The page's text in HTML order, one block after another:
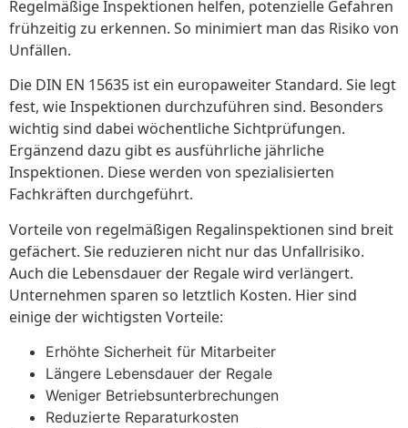
Regelmäßige Inspektionen helfen, potenzielle Gefahren
frühzeitig zu erkennen. So minimiert man das Risiko von
Unfällen.
Die DIN EN 15635 ist ein europaweiter Standard. Sie legt
fest, wie Inspektionen durchzuführen sind. Besonders
wichtig sind dabei wöchentliche Sichtprüfungen.
Ergänzend dazu gibt es ausführliche jährliche
Inspektionen. Diese werden von spezialisierten
Fachkräften durchgeführt.
Vorteile von regelmäßigen Regalinspektionen sind breit
gefächert. Sie reduzieren nicht nur das Unfallrisiko.
Auch die Lebensdauer der Regale wird verlängert.
Unternehmen sparen so letztlich Kosten. Hier sind
einige der wichtigsten Vorteile:
Erhöhte Sicherheit für Mitarbeiter
Längere Lebensdauer der Regale
Weniger Betriebsunterbrechungen
Reduzierte Reparaturkosten